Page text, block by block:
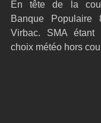
En tête de la
Banque
Virbac. SMA étant
choix météo hors